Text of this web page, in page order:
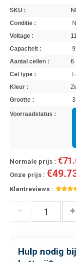
SKU :
Conditie :
Voltage :
Capaciteit :
Aantal cellen :
6
Cel type :
Kleur :
Grootte :
Voorraadstatus :
Normale prijs :
Onze prijs :
Klantreviews :
Hulp nodig